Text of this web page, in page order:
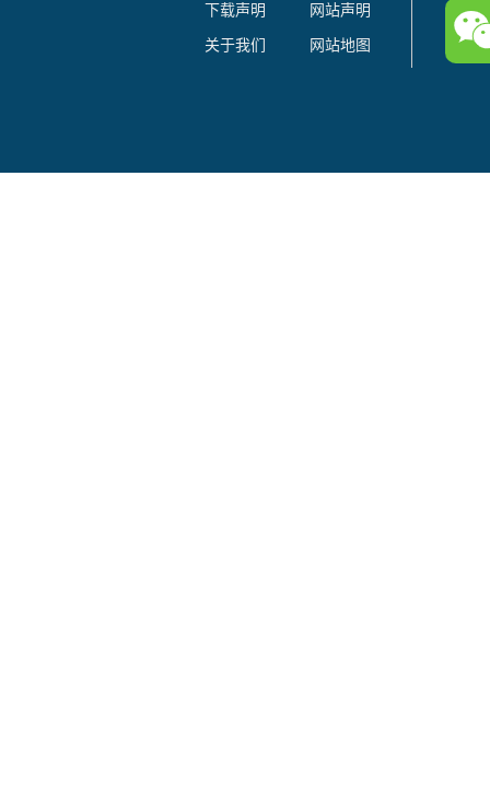
下载声明
网站声明
关于我们
网站地图